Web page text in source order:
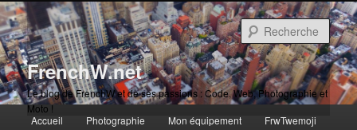
Aller
au
contenu
principalFrenchW.net
Le blog de FrenchW et de ses passions : Code, Web, Photographie et
Moto !
Aller
Accueil Photographie Mon équipement FrwTwemoji